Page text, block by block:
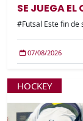
SE JUEGA
#Futsal Este fin de
07/08/2026
HOCKEY